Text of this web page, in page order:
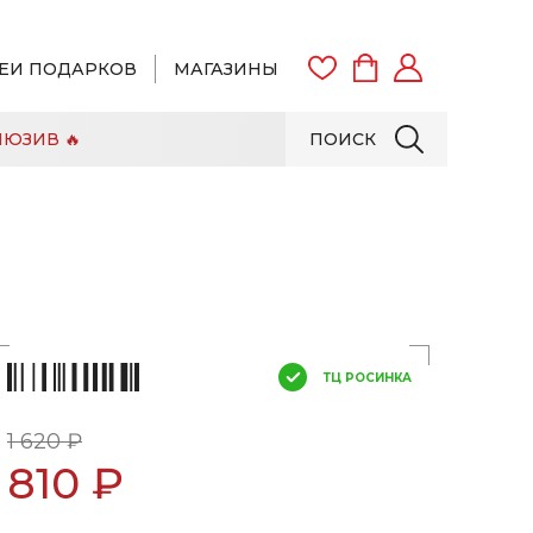
ПОДАРКОВ МАГАЗИНЫ
ПОИСК
🔥
ТЦ РОСИНКА
1 620 ₽
810 ₽